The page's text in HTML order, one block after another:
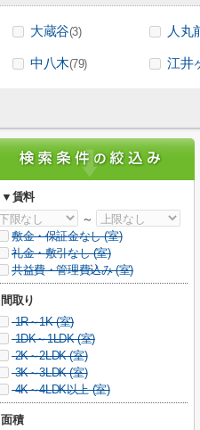
大蔵谷(3) 人丸
中八木(79) 江井
▼賃料
～
敷金・保証金なし (室)
礼金・敷引なし (室)
共益費・管理費込み (室)
間取り
1R～1K (室)
1DK～1LDK (室)
2K～2LDK (室)
3K～3LDK (室)
4K～4LDK以上 (室)
面積